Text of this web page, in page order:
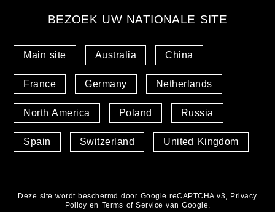
BEZOEK UW NATIONALE SITE
Main site Australia China
France Germany Netherlands
North America Poland Russia
Spain Switzerland United Kingdom
Deze site wordt beschermd door Google reCAPTCHA v3, Privacy
Policy en Terms of Service van Google.